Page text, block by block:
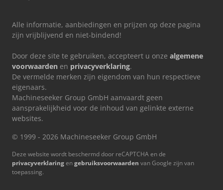
Alle informatie, aanbiedingen en prijzen op deze pagina
zijn vrijblijvend en niet-bindend!
Door deze site te gebruiken, accepteert u onze algemene
voorwaarden en privacyverklaring.
De vermelde merken zijn eigendom van hun respectieve
eigenaars.
Machineseeker Group GmbH aanvaardt geen
aansprakelijkheid voor de inhoud van gelinkte externe
websites.
© 1999 - 2026 Machineseeker Group GmbH
Deze website wordt beschermd door reCAPTCHA en de
privacyverklaringengebruiksvoorwaarden van Google zijn van
toepassing.